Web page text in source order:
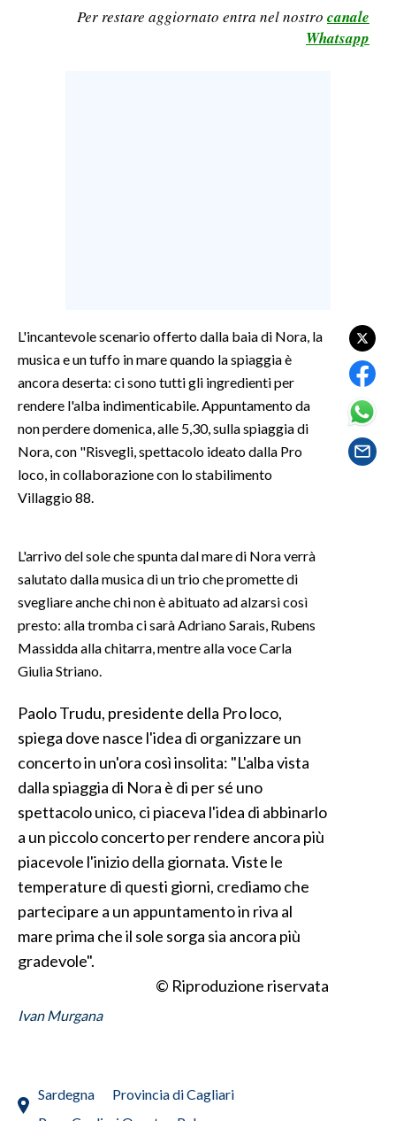
ALTRI SPORT
GOSSIP
SALUTE
SARDI NEL MONDO
EVENTI
INSULARITÀ
INFO AZIENDE
ABBONATI
ANNUNCI
NECROLOGI
PUBBLICITÀ
SPIAGGE
Per restare aggiornato entra nel nostro canale
Whatsapp
L'incantevole scenario offerto dalla baia di Nora, la
musica e un tuffo in mare quando la spiaggia è
ancora deserta: ci sono tutti gli ingredienti per
rendere l'alba indimenticabile. Appuntamento da
non perdere domenica, alle 5,30, sulla spiaggia di
Nora, con "Risvegli, spettacolo ideato dalla Pro
loco, in collaborazione con lo stabilimento
Villaggio 88.
L'arrivo del sole che spunta dal mare di Nora verrà
salutato dalla musica di un trio che promette di
svegliare anche chi non è abituato ad alzarsi così
presto: alla tromba ci sarà Adriano Sarais, Rubens
Massidda alla chitarra, mentre alla voce Carla
Giulia Striano.
Paolo Trudu, presidente della Pro loco,
spiega dove nasce l'idea di organizzare un
concerto in un'ora così insolita: "L'alba vista
dalla spiaggia di Nora è di per sé uno
spettacolo unico, ci piaceva l'idea di abbinarlo
a un piccolo concerto per rendere ancora più
piacevole l'inizio della giornata. Viste le
temperature di questi giorni, crediamo che
partecipare a un appuntamento in riva al
mare prima che il sole sorga sia ancora più
gradevole".
© Riproduzione riservata
Ivan Murgana
Sardegna
Provincia di Cagliari